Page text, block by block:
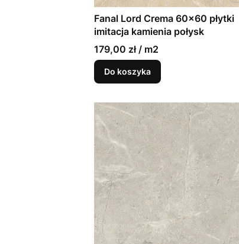
Fanal Lord Crema 60x60 płytki
imitacja kamienia połysk
179,00 zł / m2
Do koszyka